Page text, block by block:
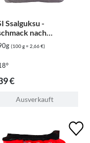
Ssalguksu -
nach
(100 g = 2,66 €)
€
Ausverkauft